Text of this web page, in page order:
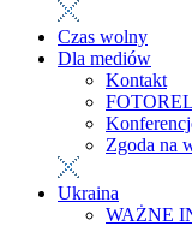
Czas wolny
Dla mediów
Kontakt
Zgoda na
Ukraina
WAŻNE